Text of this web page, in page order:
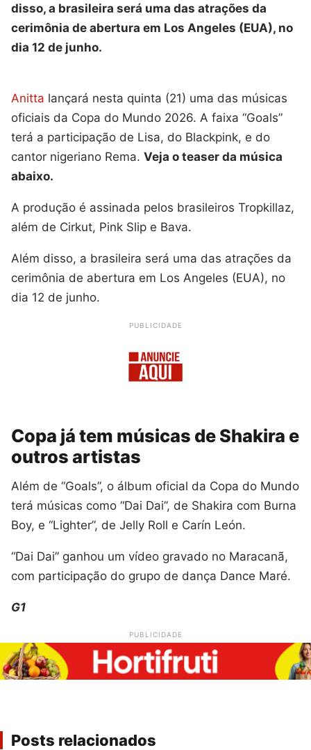
disso, a brasileira será uma das atrações da
cerimônia de abertura em Los Angeles (EUA), no
dia 12 de junho.
Anitta lançará nesta quinta (21) uma das músicas
oficiais da Copa do Mundo 2026. A faixa “Goals”
terá a participação de Lisa, do Blackpink, e do
cantor nigeriano Rema. Veja o teaser da música
abaixo.
A produção é assinada pelos brasileiros Tropkillaz,
além de Cirkut, Pink Slip e Bava.
Além disso, a brasileira será uma das atrações da
cerimônia de abertura em Los Angeles (EUA), no
dia 12 de junho.
PUBLICIDADE
Copa já tem músicas de Shakira e
outros artistas
Além de “Goals”, o álbum oficial da Copa do Mundo
terá músicas como “Dai Dai”, de Shakira com Burna
Boy, e “Lighter”, de Jelly Roll e Carín León.
“Dai Dai” ganhou um vídeo gravado no Maracanã,
com participação do grupo de dança Dance Maré.
G1
PUBLICIDADE
Posts relacionados